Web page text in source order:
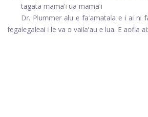
tagata mamaʻi ua mamaʻi
Dr. Plummer alu e faʻamatala e i ai ni
fegalegaleai i le va o vailaʻau e lua. E aofia ai: